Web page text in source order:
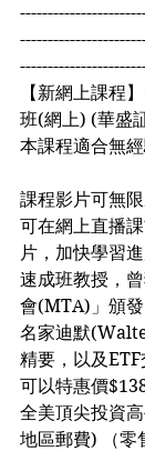
【新網上課程
班(網上) (華盛
本課程適合無經
課程影片可無限
可在網上直播
片，加快學習
速成班教授，
會(MTA)」頒
名家迪默
精要，以及ETF
可以特惠價
全美頂尖投資
地區郵費) （零